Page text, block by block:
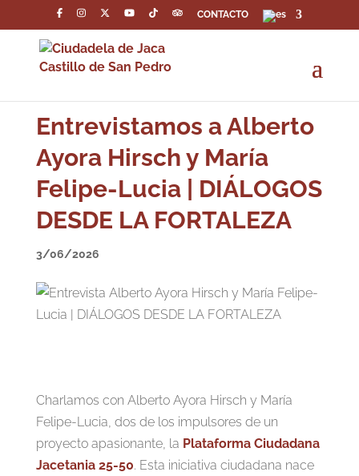
CONTACTO
Entrevistamos a Alberto
Ayora Hirsch y María
Felipe-Lucia | DIÁLOGOS
DESDE LA FORTALEZA
3/06/2026
Charlamos con Alberto Ayora Hirsch y María
Felipe-Lucia, dos de los impulsores de un
proyecto apasionante, la Plataforma Ciudadana
Jacetania 25-50. Esta iniciativa ciudadana nace